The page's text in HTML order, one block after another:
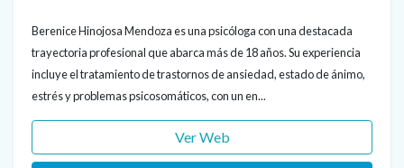
Berenice Hinojosa Mendoza es una psicóloga con una destacada
trayectoria profesional que abarca más de 18 años. Su experiencia
incluye el tratamiento de trastornos de ansiedad, estado de ánimo,
estrés y problemas psicosomáticos, con un en...
Ver Web